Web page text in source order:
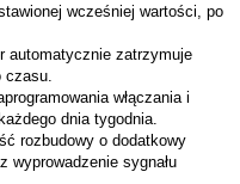
wcześniej wartości, po
automatycznie zatrzymuje
czasu.
włączania i
dnia tygodnia.
rozbudowy o dodatkowy
wyprowadzenie sygnału